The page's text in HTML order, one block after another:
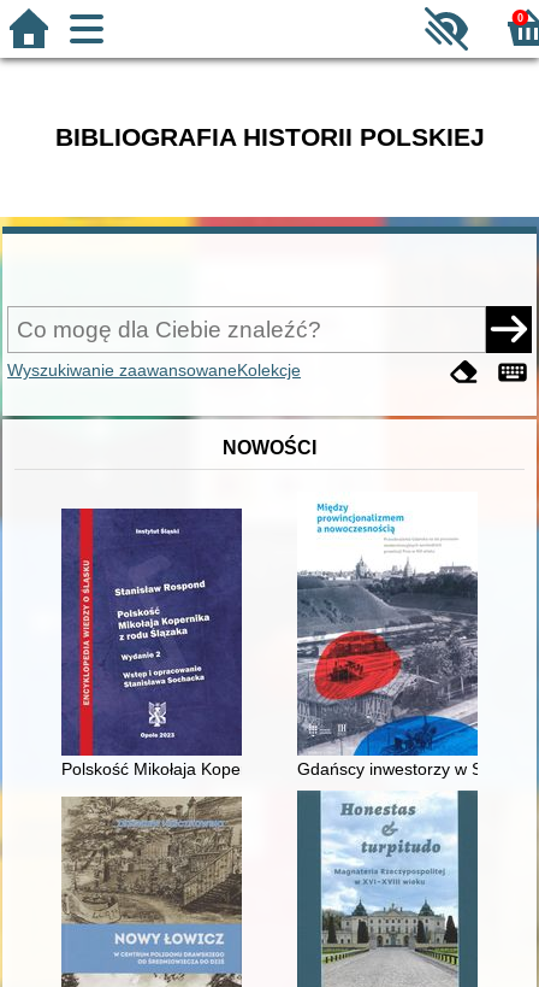
0
BIBLIOGRAFIA HISTORII POLSKIEJ
Wyszukiwanie zaawansowaneKolekcje
NOWOŚCI
Polskość Mikołaja Kopernika z rodu Ślązaka
Gdańscy inwestorzy w